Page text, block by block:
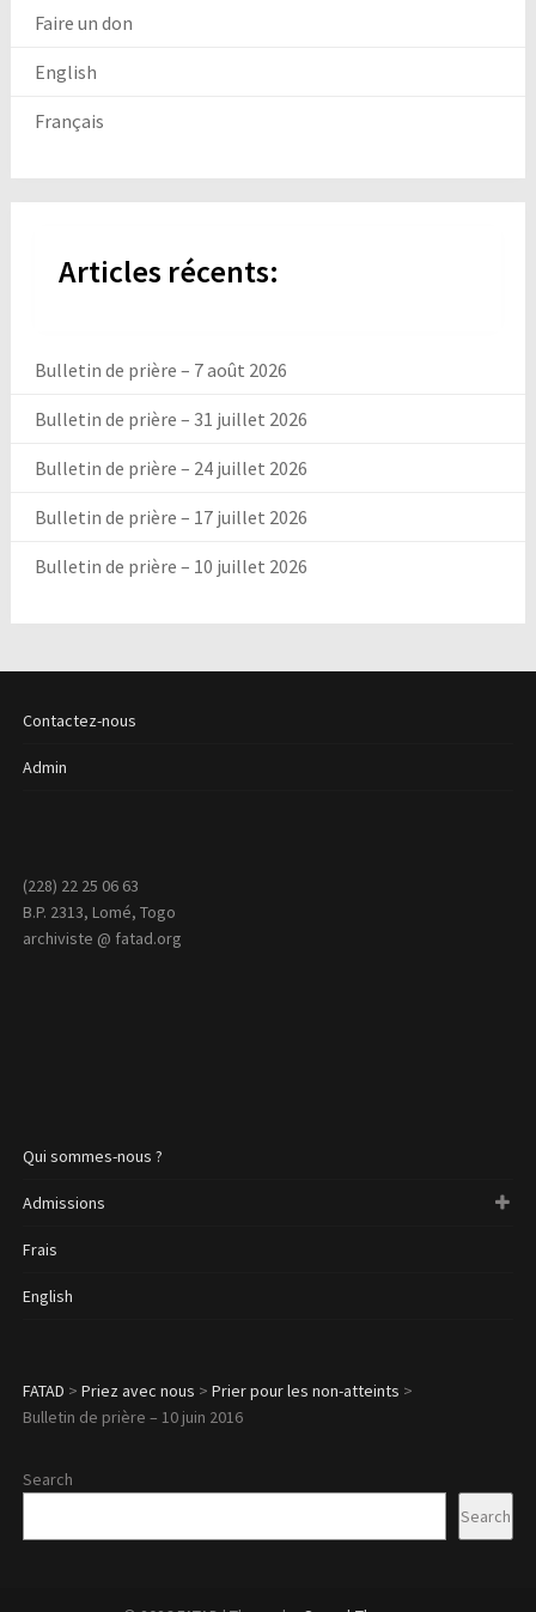
Faire un don
English
Français
Articles récents:
Bulletin de prière – 7 août 2026
Bulletin de prière – 31 juillet 2026
Bulletin de prière – 24 juillet 2026
Bulletin de prière – 17 juillet 2026
Bulletin de prière – 10 juillet 2026
Contactez-nous
Admin
(228) 22 25 06 63
B.P. 2313, Lomé, Togo
archiviste @ fatad.org
Qui sommes-nous ?
Admissions
Frais
English
FATAD > Priez avec nous > Prier pour les non-atteints >
Bulletin de prière – 10 juin 2016
Search
Search